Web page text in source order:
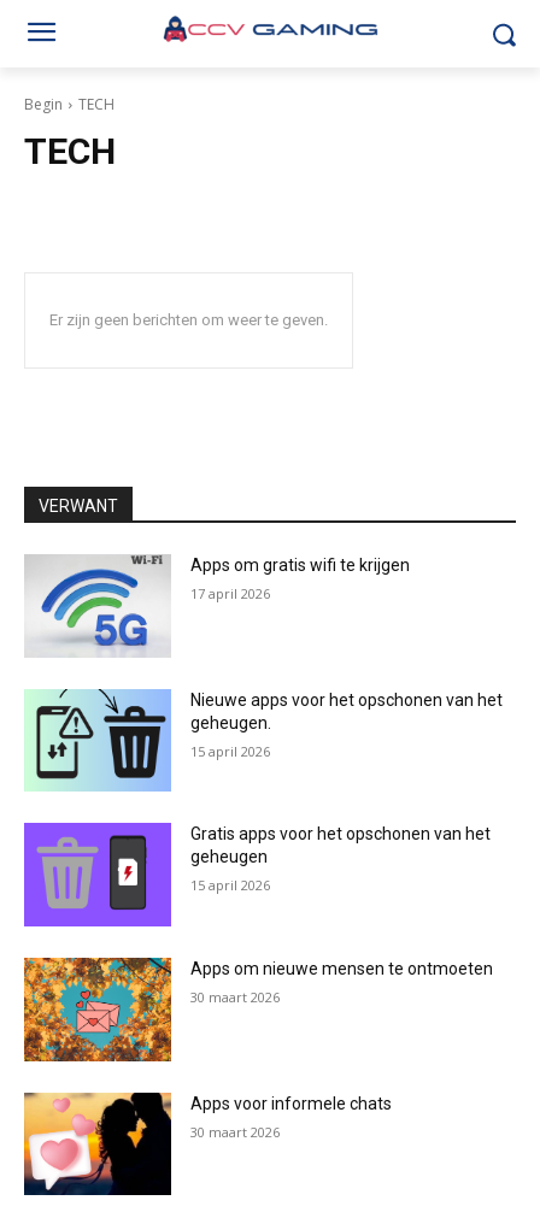
Begin TECH
TECH
Er zijn geen berichten om weer te geven.
VERWANT
Apps om gratis wifi te krijgen
17 april 2026
Nieuwe apps voor het opschonen van het
geheugen.
15 april 2026
Gratis apps voor het opschonen van het
geheugen
15 april 2026
Apps om nieuwe mensen te ontmoeten
30 maart 2026
Apps voor informele chats
30 maart 2026